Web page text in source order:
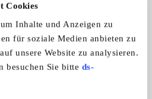
Cookies
Inhalte und Anzeigen zu
für soziale Medien anbieten zu
unsere Website zu analysieren.
besuchen Sie bitte ds-
PS, km-Sta ...
Preis auf Anfrage
interessieren